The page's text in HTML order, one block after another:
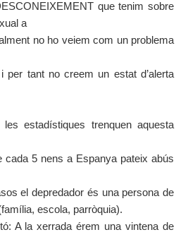
que tenim sobre
a
no ho veiem com un problema
per tant no creem un estat d’alerta
estadístiques trenquen aquesta
cada 5 nens a Espanya pateix abús
el depredador és una persona de
escola, parròquia).
A la xerrada érem una vintena de